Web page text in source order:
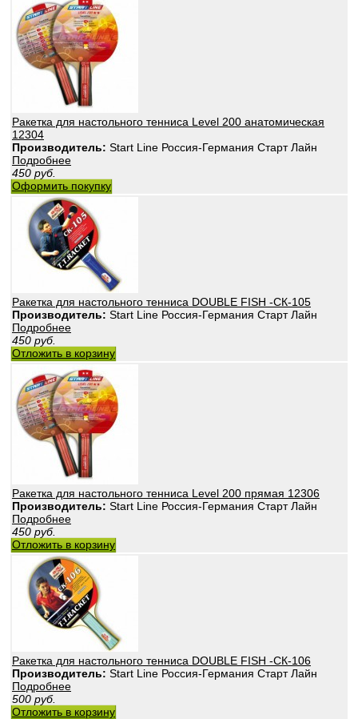
Ракетка для настольного тенниса Level 200 анатомическая
12304
Производитель: Start Line Россия-Германия Старт Лайн
Подробнее
450 руб.
Оформить покупку
Ракетка для настольного тенниса DOUBLE FISH -СК-105
Производитель: Start Line Россия-Германия Старт Лайн
Подробнее
450 руб.
Отложить в корзину
Ракетка для настольного тенниса Level 200 прямая 12306
Производитель: Start Line Россия-Германия Старт Лайн
Подробнее
450 руб.
Отложить в корзину
Ракетка для настольного тенниса DOUBLE FISH -СК-106
Производитель: Start Line Россия-Германия Старт Лайн
Подробнее
500 руб.
Отложить в корзину